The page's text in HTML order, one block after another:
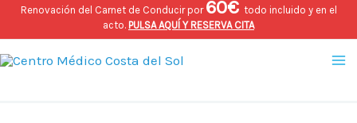
al
contenido
Renovación del Carnet de Conducir por 60€ todo incluido y en el
acto. PULSA AQUÍ Y RESERVA CITA